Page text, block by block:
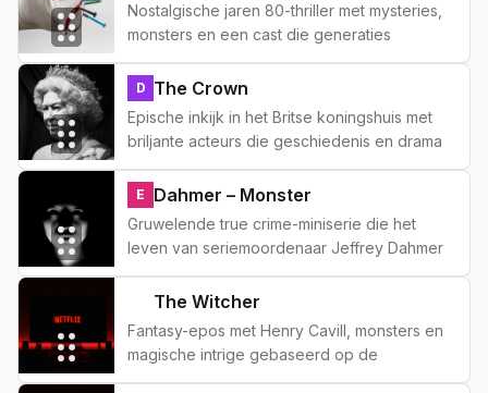
Nostalgische jaren 80-thriller met mysteries,
monsters en een cast die generaties
samenhoudt vanaf dag één.
D The Crown
Epische inkijk in het Britse koningshuis met
briljante acteurs die geschiedenis en drama
in een fascinerende mix combineren.
E Dahmer – Monster
Gruwelende true crime-miniserie die het
leven van seriemoordenaar Jeffrey Dahmer
aansnijdt met verstikkende intensiteit.
The Witcher
Fantasy-epos met Henry Cavill, monsters en
magische intrige gebaseerd op de
wereldberoemde boekenserie van Andrzej